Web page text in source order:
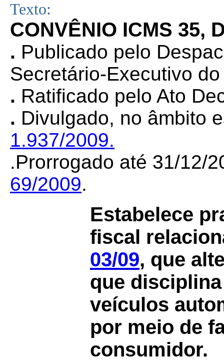
Texto:
CONVÊNIO ICMS 35,
. Publicado pelo
Secretário-Executivo
. Ratificado pelo Ato
. Divulgado, no âmbito
1.937/2009.
.Prorrogado até 31/12/
69/2009.
Estabelece
fiscal
03/09, que
que
veículos
por meio de
consumidor.